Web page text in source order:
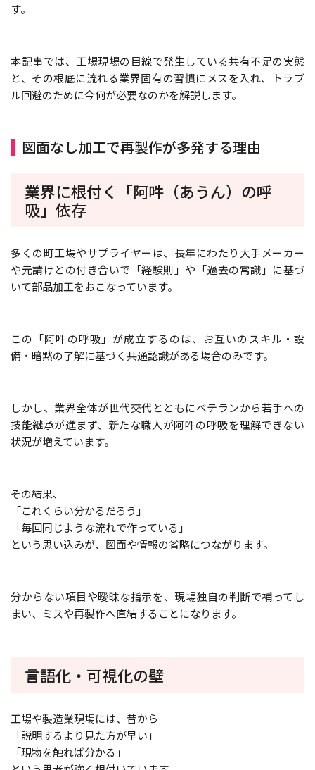
す。
本記事では、工場現場の目線で発生している共有不足の実態
と、その根底に流れる業界固有の習慣にメスを入れ、トラブ
ル回避のために今何が必要なのかを解説します。
図面なし加工で再製作が多発する理由
業界に根付く「阿吽（あうん）の呼
吸」依存
多くの町工場やサプライヤーは、長年にわたり大手メーカー
や元請けとの付き合いで「経験則」や「過去の常識」に基づ
いて部品加工をおこなっています。
この「阿吽の呼吸」が成立するのは、お互いのスキル・設
備・暗黙の了解に基づく共通認識がある場合のみです。
しかし、業界全体が世代交代とともにベテランから若手への
技能継承が進まず、新たな職人が阿吽の呼吸を理解できない
状況が増えています。
その結果、
「これくらい分かるだろう」
「毎回同じような流れで作っている」
という思い込みが、図面や情報の省略につながります。
分からない項目や曖昧な指示を、現場独自の判断で補ってし
まい、ミスや再製作へ直結することになります。
言語化・可視化の壁
工場や製造業現場には、昔から
「説明するより見た方が早い」
「現物を触れば分かる」